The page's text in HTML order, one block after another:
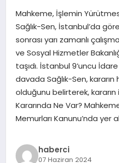
SPOR
YAŞAM
EĞITIM
Mahkeme, İşlemin
Sağlık-Sen, İstanbul’da
sonrası yarı zamanlı
ve Sosyal Hizmetler
taşıdı. İstanbul 9’uncu
davada Sağlık-Sen, kararın
olduğunu belirterek,
Kararında Ne Var?
Memurları Kanunu’nda yer
haberci
07 Haziran 2024